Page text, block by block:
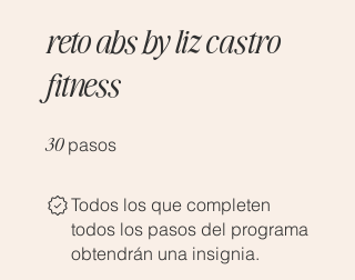
reto abs by liz castro
fitness
30 pasos
Todos los que completen
todos los pasos del programa
obtendrán una insignia.